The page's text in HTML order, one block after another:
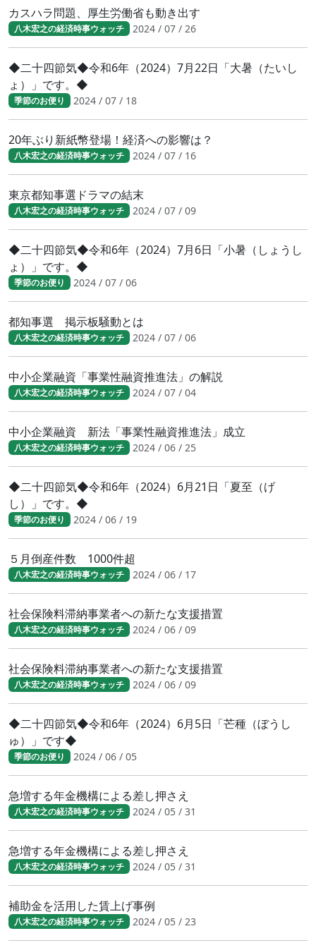
カスハラ問題、厚生労働省も動き出す
八木宏之の経済時事ウォッチ 2024 / 07 / 26
◆二十四節気◆令和6年（2024）7月22日「大暑（たいし
ょ）」です。◆
季節のお便り 2024 / 07 / 18
20年ぶり新紙幣登場！経済への影響は？
八木宏之の経済時事ウォッチ 2024 / 07 / 16
東京都知事選ドラマの結末
八木宏之の経済時事ウォッチ 2024 / 07 / 09
◆二十四節気◆令和6年（2024）7月6日「小暑（しょうし
ょ）」です。◆
季節のお便り 2024 / 07 / 06
都知事選 掲示板騒動とは
八木宏之の経済時事ウォッチ 2024 / 07 / 06
中小企業融資「事業性融資推進法」の解説
八木宏之の経済時事ウォッチ 2024 / 07 / 04
中小企業融資 新法「事業性融資推進法」成立
八木宏之の経済時事ウォッチ 2024 / 06 / 25
◆二十四節気◆令和6年（2024）6月21日「夏至（げ
し）」です。◆
季節のお便り 2024 / 06 / 19
５月倒産件数 1000件超
八木宏之の経済時事ウォッチ 2024 / 06 / 17
社会保険料滞納事業者への新たな支援措置
八木宏之の経済時事ウォッチ 2024 / 06 / 09
社会保険料滞納事業者への新たな支援措置
八木宏之の経済時事ウォッチ 2024 / 06 / 09
◆二十四節気◆令和6年（2024）6月5日「芒種（ぼうし
ゅ）」です◆
季節のお便り 2024 / 06 / 05
急増する年金機構による差し押さえ
八木宏之の経済時事ウォッチ 2024 / 05 / 31
急増する年金機構による差し押さえ
八木宏之の経済時事ウォッチ 2024 / 05 / 31
補助金を活用した賃上げ事例
八木宏之の経済時事ウォッチ 2024 / 05 / 23